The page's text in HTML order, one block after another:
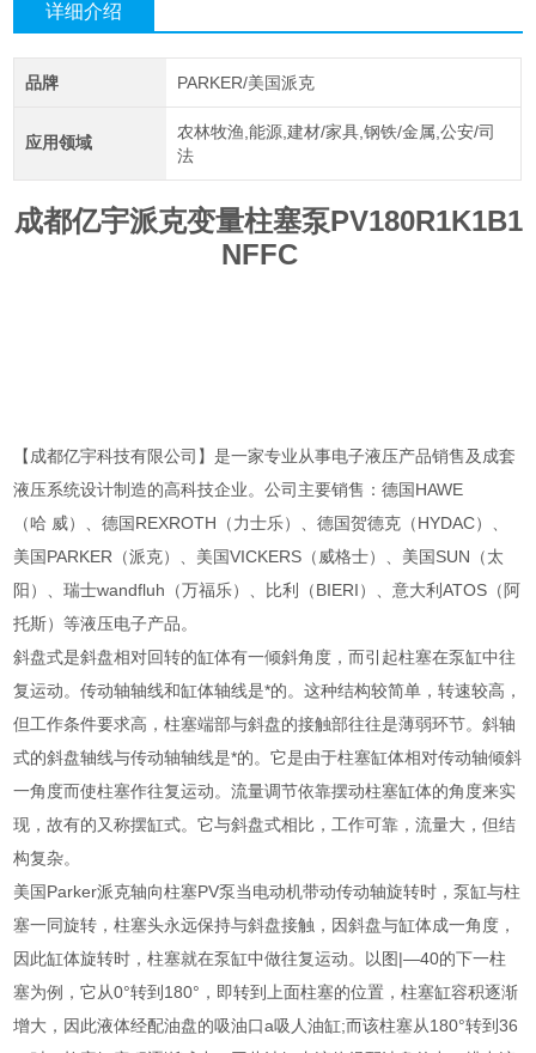
详细介绍
品牌 PARKER/美国派克
应用领域
农林牧渔,能源,建材/家具,钢铁/金属,公安/司
法
成都亿宇派克变量柱塞泵PV180R1K1B1
NFFC
【成都亿宇科技有限公司】是一家专业从事电子液压产品销售及成套
液压系统设计制造的高科技企业。公司主要销售：德国HAWE
（哈 威）、德国REXROTH（力士乐）、德国贺德克（HYDAC）、
美国PARKER（派克）、美国VICKERS（威格士）、美国SUN（太
阳）、瑞士wandfluh（万福乐）、比利（BIERI）、意大利ATOS（阿
托斯）等液压电子产品。
斜盘式是斜盘相对回转的缸体有一倾斜角度，而引起柱塞在泵缸中往
复运动。传动轴轴线和缸体轴线是*的。这种结构较简单，转速较高，
但工作条件要求高，柱塞端部与斜盘的接触部往往是薄弱环节。斜轴
式的斜盘轴线与传动轴轴线是*的。它是由于柱塞缸体相对传动轴倾斜
一角度而使柱塞作往复运动。流量调节依靠摆动柱塞缸体的角度来实
现，故有的又称摆缸式。它与斜盘式相比，工作可靠，流量大，但结
构复杂。
美国Parker派克轴向柱塞PV泵当电动机带动传动轴旋转时，泵缸与柱
塞一同旋转，柱塞头永远保持与斜盘接触，因斜盘与缸体成一角度，
因此缸体旋转时，柱塞就在泵缸中做往复运动。以图|—40的下一柱
塞为例，它从0°转到180°，即转到上面柱塞的位置，柱塞缸容积逐渐
增大，因此液体经配油盘的吸油口a吸人油缸;而该柱塞从180°转到36